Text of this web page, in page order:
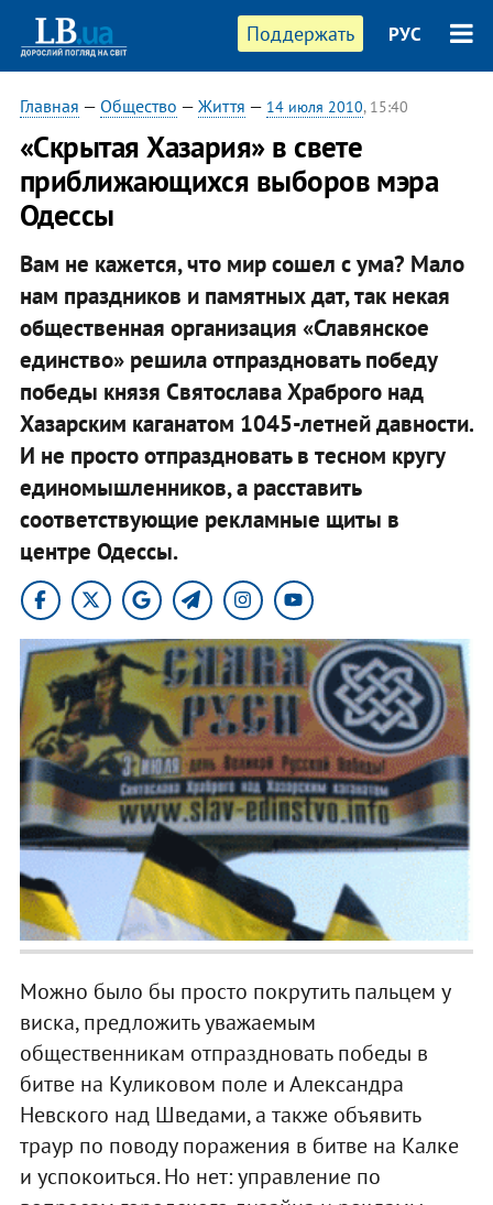
Поддержать РУС
Главная — Общество — Життя — 14 июля 2010, 15:40
«Скрытая Хазария» в свете
приближающихся выборов мэра
Одессы
Вам не кажется, что мир сошел с ума? Мало
нам праздников и памятных дат, так некая
общественная организация «Славянское
единство» решила отпраздновать победу
победы князя Святослава Храброго над
Хазарским каганатом 1045-летней давности.
И не просто отпраздновать в тесном кругу
единомышленников, а расставить
соответствующие рекламные щиты в
центре Одессы.
Можно было бы просто покрутить пальцем у
виска, предложить уважаемым
общественникам отпраздновать победы в
битве на Куликовом поле и Александра
Невского над Шведами, а также объявить
траур по поводу поражения в битве на Калке
и успокоиться. Но нет: управление по